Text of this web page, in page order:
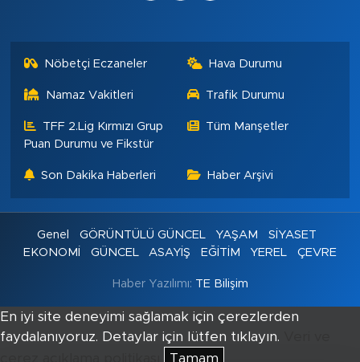
Nöbetçi Eczaneler Hava Durumu
Namaz Vakitleri Trafik Durumu
TFF 2.Lig Kırmızı Grup
Puan Durumu ve Fikstür
Tüm Manşetler
Son Dakika Haberleri Haber Arşivi
Genel GÖRÜNTÜLÜ GÜNCEL YAŞAM
SİYASET
EKONOMİ
GÜNCEL ASAYİŞ EĞİTİM YEREL ÇEVRE
Haber Yazılımı: TE Bilişim
En iyi site deneyimi sağlamak için çerezlerden
faydalanıyoruz. Detaylar için lütfen tıklayın.
Tamam